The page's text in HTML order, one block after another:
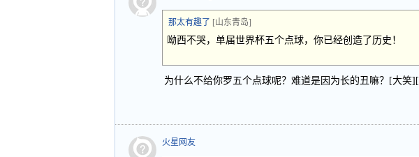
那太有趣了 [山东青岛]
呦西不哭，单届世界杯五个点球，你已经创造了历史！
为什么不给你罗五个点球呢？难道是因为长的丑嘛？[大笑
火星网友